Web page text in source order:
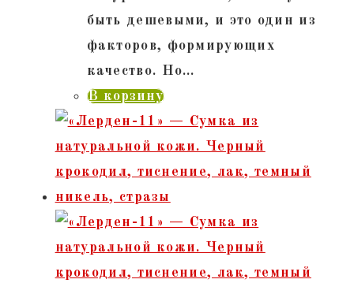
быть дешевыми, и это один из
факторов, формирующих
качество. Но…
В корзину